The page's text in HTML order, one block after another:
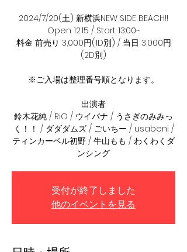
2024/7/20(土) 新横浜NEW SIDE BEACH!!
Open 12:15 / Start 13:00~
料金 前売り 3,000円(1D別) / 当日 3,000円
(2D別)
※ご入場は整理番号順となります。
出演者
鈴木花純 / RiO / ウイバナ / うさぎのみみっ
く！！ / ダダダムズ / ごいちー / usabeni /
ティンカーベル初野 / 牛山もも / わくわくダ
ンシング
受付が終了しました
他のイベントを見る